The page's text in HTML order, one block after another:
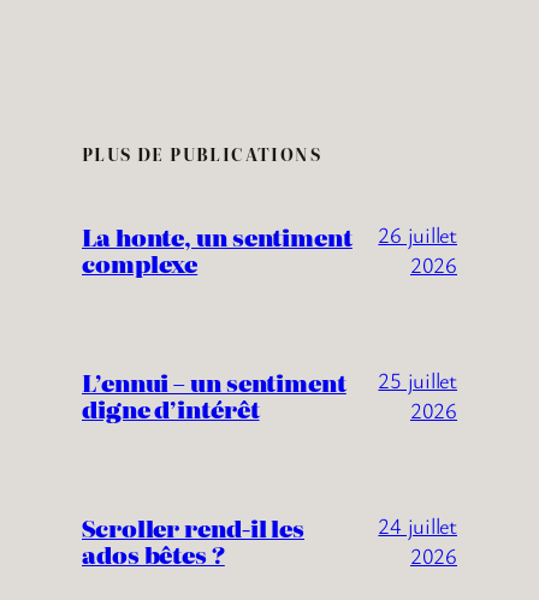
PLUS DE PUBLICATIONS
La honte, un sentiment
complexe
26 juillet
2026
L’ennui – un sentiment
digne d’intérêt
25 juillet
2026
Scroller rend-il les
ados bêtes ?
24 juillet
2026